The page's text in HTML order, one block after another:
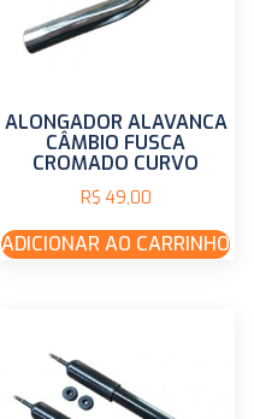
ALONGADOR ALAVANCA
CÂMBIO FUSCA
CROMADO CURVO
R$ 49,00
ADICIONAR AO CARRINHO